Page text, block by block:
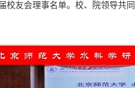
校友会理事名单。校、院领导共